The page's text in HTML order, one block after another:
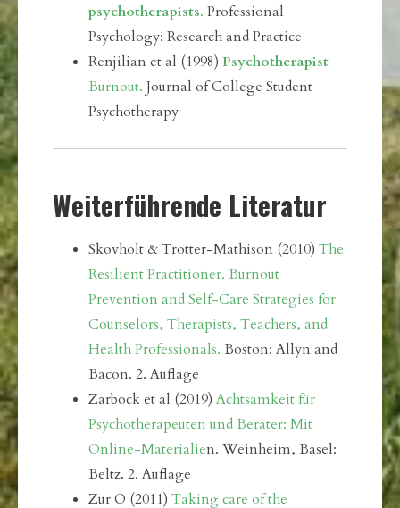
psychotherapists. Professional
Psychology: Research and Practice
Renjilian et al (1998) Psychotherapist
Burnout. Journal of College Student
Psychotherapy
Weiterführende Literatur
Skovholt & Trotter-Mathison (2010) The
Resilient Practitioner. Burnout
Prevention and Self-Care Strategies for
Counselors, Therapists, Teachers, and
Health Professionals. Boston: Allyn and
Bacon. 2. Auflage
Zarbock et al (2019) Achtsamkeit für
Psychotherapeuten und Berater: Mit
Online-Materialien. Weinheim, Basel:
Beltz. 2. Auflage
Zur O (2011) Taking care of the